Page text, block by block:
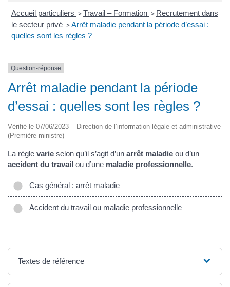
Accueil particuliers > Travail – Formation > Recrutement dans
le secteur privé > Arrêt maladie pendant la période d’essai :
quelles sont les règles ?
Question-réponse
Arrêt maladie pendant la période
d’essai : quelles sont les règles ?
Vérifié le 07/06/2023 – Direction de l’information légale et administrative
(Première ministre)
La règle varie selon qu’il s’agit d’un arrêt maladie ou d’un
accident du travail ou d’une maladie professionnelle.
Cas général : arrêt maladie
Accident du travail ou maladie professionnelle
Textes de référence